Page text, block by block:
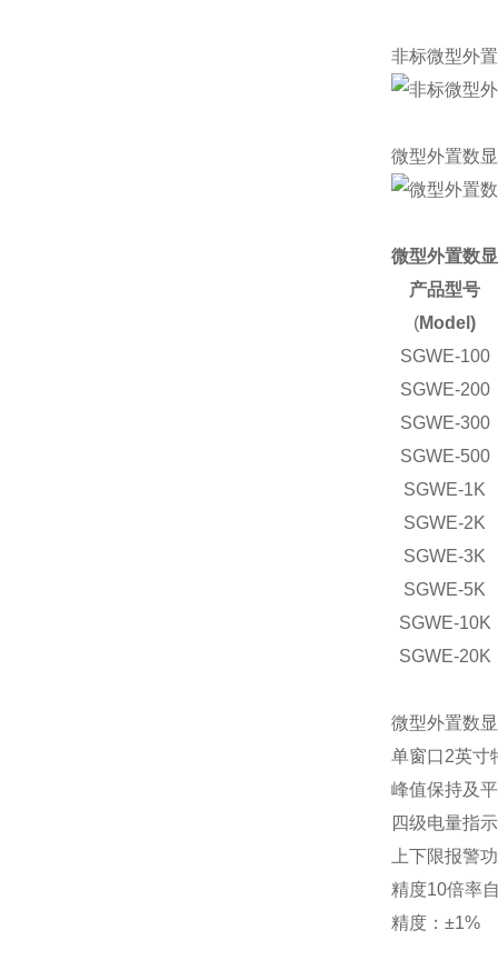
非标微型外
微型外置数
微型外置数
产品型号
(Model)
SGWE-100
SGWE-200
SGWE-300
SGWE-500
SGWE-1K
SGWE-2K
SGWE-3K
SGWE-5K
SGWE-10K
SGWE-20K
微型外置数
单窗口2英寸
峰值保持及
四级电量指
上下限报警
精度10倍率
精度：±1%